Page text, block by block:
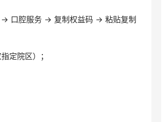
→ 口腔服务 → 复制权益码 → 粘贴复制
定院区）；